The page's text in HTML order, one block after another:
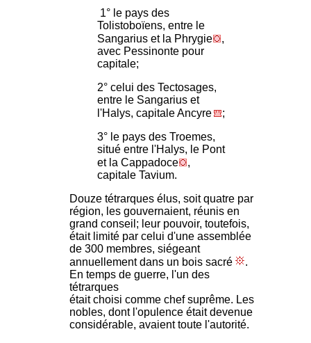
1° le pays des
Tolistoboïens, entre le
Sangarius et la Phrygie
,
avec Pessinonte pour
capitale;
2° celui des Tectosages,
entre le Sangarius et
l'Halys, capitale Ancyre
;
3° le pays des Troemes,
situé entre l'Halys, le Pont
et la Cappadoce
,
capitale Tavium.
Douze tétrarques élus, soit quatre par
région, les gouvernaient, réunis en
grand conseil; leur pouvoir, toutefois,
était limité par celui d'une assemblée
de 300 membres, siégeant
annuellement dans un bois sacré
.
En temps de guerre, l'un des
tétrarques
était choisi comme chef suprême. Les
nobles, dont l'opulence était devenue
considérable, avaient toute l'autorité.